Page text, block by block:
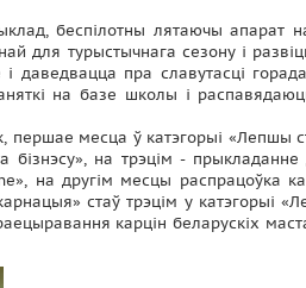
беспілотны лятаючы апарат
для турыстычнага сезону і
даведвацца пра славутасці
на базе школы і
першае месца ў катэгорыі «Лепшы
на трэцім - прыкладанне
на другім месцы распрацоўка
стаў трэцім у катэгорыі
карцін беларускіх